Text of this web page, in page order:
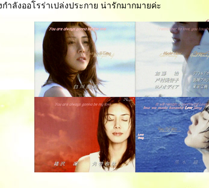
ลังออโรร่าเปล่งประกาย น่ารักมากมายค่ะ